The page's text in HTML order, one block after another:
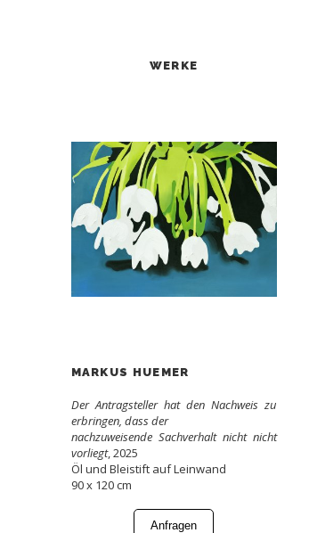
WERKE
MARKUS HUEMER
Der Antragsteller hat den Nachweis zu
erbringen, dass der
nachzuweisende Sachverhalt nicht nicht
vorliegt, 2025
Öl und Bleistift auf Leinwand
90 x 120 cm
Anfragen